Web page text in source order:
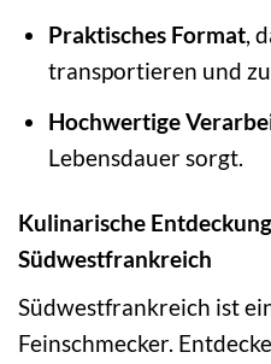
Praktisches Format,
transportieren und
Hochwertige
Lebensdauer sorgt.
Kulinarische
Südwestfrankreich
Südwestfrankreich ist
Feinschmecker.